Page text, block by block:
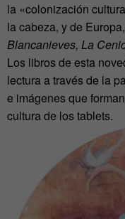
la «colonización
la cabeza, y de
Blancanieves, La
Los libros de esta
lectura a través de la
e imágenes que
cultura de los tablets.